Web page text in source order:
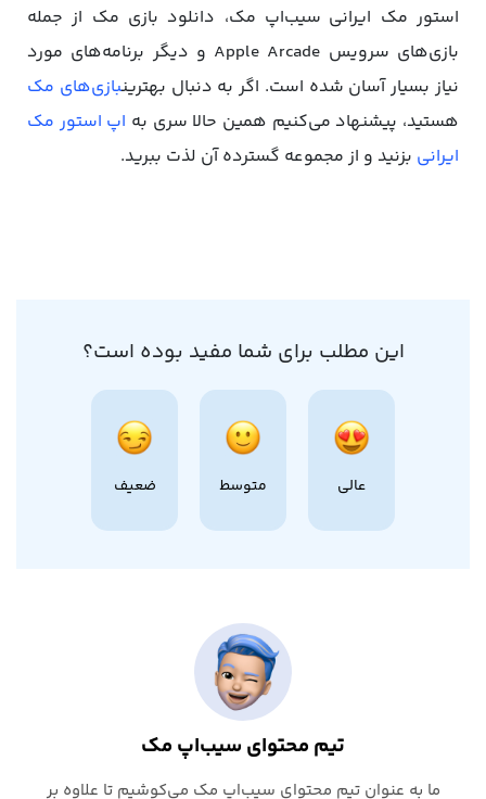
استور مک ایرانی سیب‌اپ مک، دانلود بازی مک از جمله
بازی‌های سرویس Apple Arcade و دیگر برنامه‌های مورد
نیاز بسیار آسان شده است. اگر به دنبال بهترینبازی‌های مک
هستید، پیشنهاد می‌کنیم همین حالا سری به اپ استور مک
ایرانی بزنید و از مجموعه گسترده آن لذت ببرید.
این مطلب برای شما مفید بوده است؟
عالی متوسط ضعیف
تیم محتوای سیب‌اپ مک
ما به عنوان تیم محتوای سیب‌اپ مک می‌کوشیم تا علاوه بر